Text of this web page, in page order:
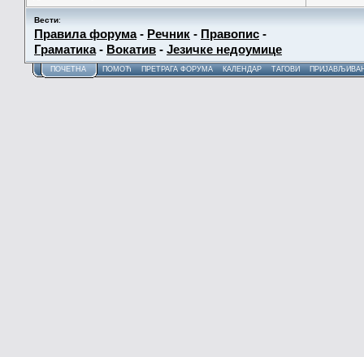
Вести:
Правила форума- Речник - Правопис -
Граматика- Вокатив - Језичке недоумице
ПОЧЕТНА ПОМОЋ ПРЕТРАГА ФОРУМА КАЛЕНДАР ТАГОВИ